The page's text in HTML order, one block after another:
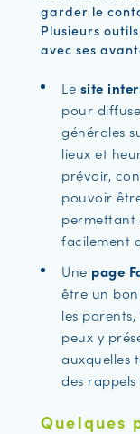
garder le
Plusieurs
avec ses
Le site
pour
générales
lieux et
prévoir,
pouvoir
permettant
facilement
Une page
être un
les parents,
peux y
auxquelles
des
Quelques